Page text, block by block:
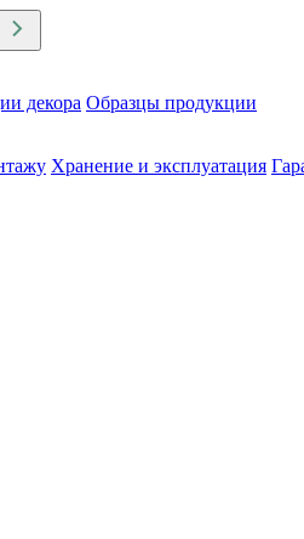
декора Образцы продукции
Хранение и эксплуатация